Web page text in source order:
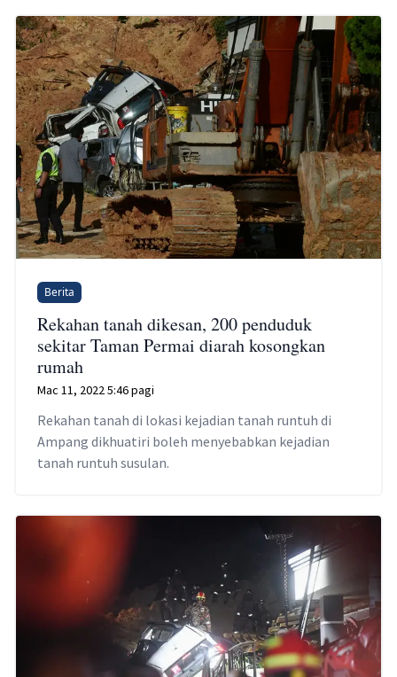
Berita
Rekahan tanah dikesan, 200 penduduk
sekitar Taman Permai diarah kosongkan
rumah
Mac 11, 2022 5:46 pagi
Rekahan tanah di lokasi kejadian tanah runtuh di
Ampang dikhuatiri boleh menyebabkan kejadian
tanah runtuh susulan.